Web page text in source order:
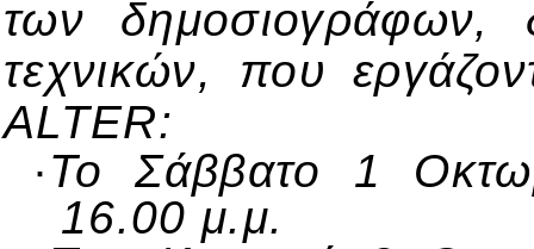
των δημοσιογράφων,
τεχνικών, που
ALTER:
·Το Σάββατο 1
16.00 μ.μ.